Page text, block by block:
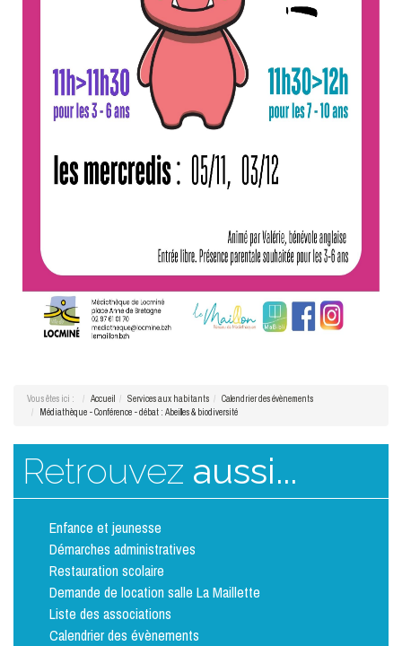
Vous êtes ici : Accueil Services aux habitants
Calendrier des évènements
Médiathèque - Conférence - débat : Abeilles & biodiversité
Retrouvez aussi...
Enfance et jeunesse
Démarches administratives
Restauration scolaire
Demande de location salle La Maillette
Liste des associations
Calendrier des évènements